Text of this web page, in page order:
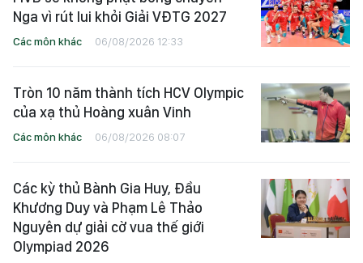
Nga vì rút lui khỏi Giải VĐTG 2027
Các môn khác 06/08/2026 12:33
Tròn 10 năm thành tích HCV Olympic
của xạ thủ Hoàng xuân Vinh
Các môn khác 06/08/2026 08:07
Các kỳ thủ Bành Gia Huy, Đầu
Khương Duy và Phạm Lê Thảo
Nguyên dự giải cờ vua thế giới
Olympiad 2026